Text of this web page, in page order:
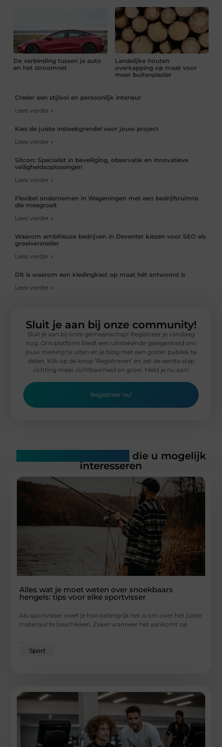
De verbinding tussen je auto
en het stroomnet
Landelijke houten
overkapping op maat voor
meer buitenplezier
Creëer een stijlvol en persoonlijk interieur
Lees verder »
Kies de juiste insteekgrendel voor jouw project
Lees verder »
Sitcon: Specialist in beveiliging, observatie en innovatieve
veiligheidsoplossingen
Lees verder »
Flexibel ondernemen in Wageningen met een bedrijfsruimte
die meegroeit
Lees verder »
Waarom ambitieuze bedrijven in Deventer kiezen voor SEO als
groeiversneller
Lees verder »
Dit is waarom een kledingkast op maat hét antwoord is
Lees verder »
Sluit je aan bij onze community!
Sluit je aan bij onze gemeenschap! Registreer je vandaag
nog. Ons platform biedt een uitstekende gelegenheid om
jouw mening te uiten en je blog met een groter publiek te
delen. Klik op de knop ‘Registreren’ en zet de eerste stap
richting meer zichtbaarheid en groei. Meld je nu aan!
Registreer nu!
die u mogelijk
interesseren
Alles wat je moet weten over snoekbaars
hengels: tips voor elke sportvisser
Als sportvisser weet je hoe belangrijk het is om over het juiste
materiaal te beschikken. Zeker wanneer het aankomt op
Sport